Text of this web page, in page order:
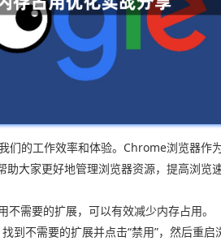
的工作效率和体验。Chrome浏览器作
大家更好地管理浏览器资源，提高浏览速
需要的扩展，可以有效减少内存占用。
不需要的扩展并点击“禁用”，然后重启